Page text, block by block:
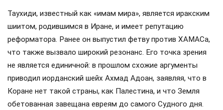
Таухиди, известный как «имам мира», является иракским
шиитом, родившимся в Иране, и имеет репутацию
реформатора. Ранее он выпустил фетву против ХАМАСа,
что также вызвало широкий резонанс. Его точка зрения
не является единичной: в прошлом схожие аргументы
приводил иорданский шейх Ахмад Адоан, заявляя, что в
Коране нет такой страны, как Палестина, и что Земля
обетованная завещана евреям до самого Судного дня.